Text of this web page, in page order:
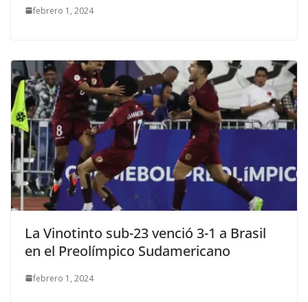
febrero 1, 2024
La Vinotinto sub-23 venció 3-1 a Brasil
en el Preolímpico Sudamericano
febrero 1, 2024